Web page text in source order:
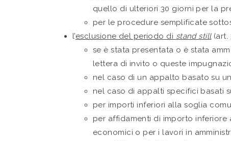
quello di ulteriori 30 giorni per la
per le procedure semplificate
l’esclusione del periodo di stand still(art.
se è stata presentata o è stata
lettera di invito o queste
nel caso di un appalto basato su
nel caso di appalti specifici basati
per importi inferiori alla soglia
per affidamenti di importo inferiore
economici o per i lavori in